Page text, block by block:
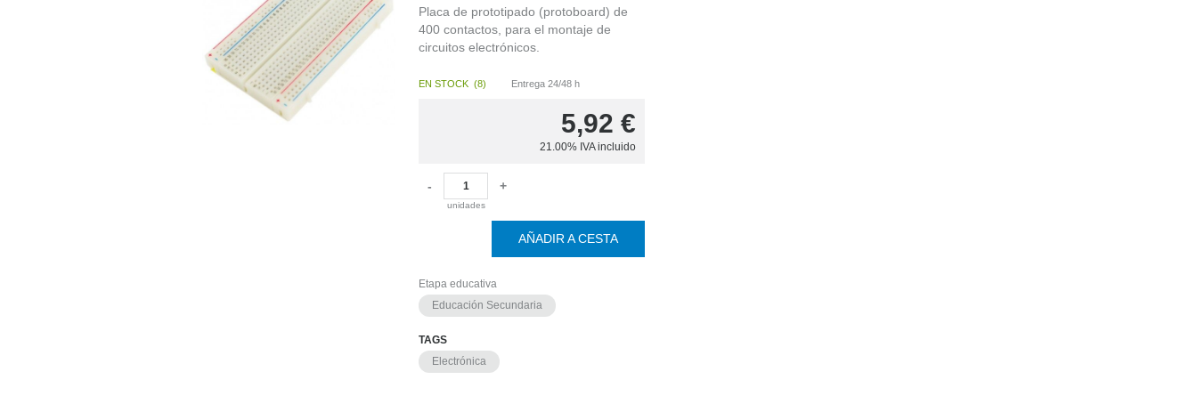
Placa de prototipado (protoboard) de
400 contactos, para el montaje de
circuitos electrónicos.
EN STOCK(8) Entrega 24/48 h
5,92 €
21.00% IVA incluido
-
unidades
+
AÑADIR A CESTA
Etapa educativa
Educación Secundaria
TAGS
Electrónica